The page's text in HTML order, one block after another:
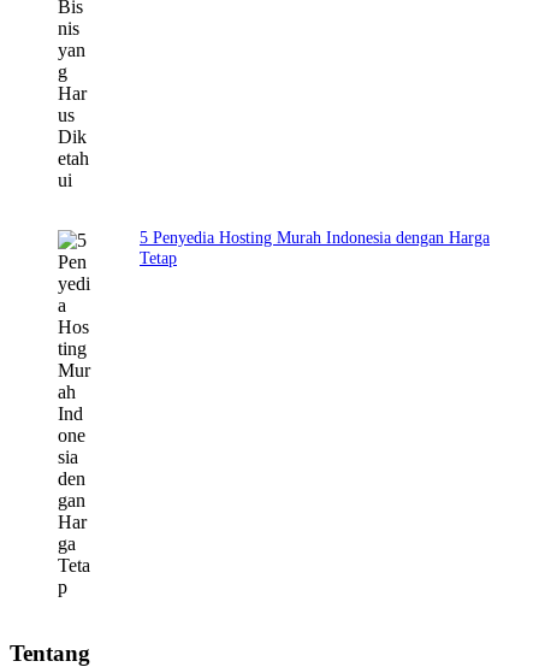
5 Penyedia Hosting Murah Indonesia dengan Harga
Tetap
Tentang